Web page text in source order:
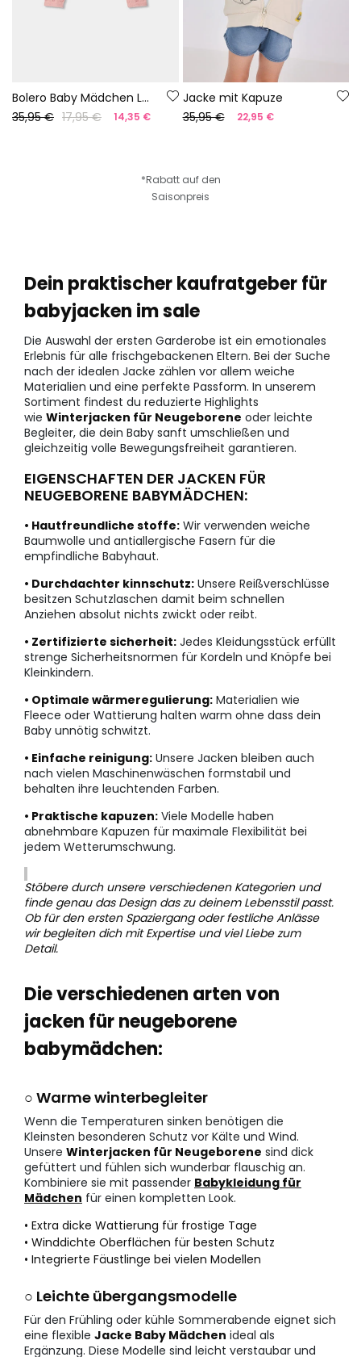
Bolero Baby Mädchen Lachsfarben
35,95 € 17,95 € 14,35 €
Jacke mit Kapuze
35,95 €
22,95 €
*Rabatt auf den
Saisonpreis
Dein praktischer kaufratgeber für
babyjacken im sale
Die Auswahl der ersten Garderobe ist ein emotionales
Erlebnis für alle frischgebackenen Eltern. Bei der Suche
nach der idealen Jacke zählen vor allem weiche
Materialien und eine perfekte Passform. In unserem
Sortiment findest du reduzierte Highlights
wie Winterjacken für Neugeborene oder leichte
Begleiter, die dein Baby sanft umschließen und
gleichzeitig volle Bewegungsfreiheit garantieren.
EIGENSCHAFTEN DER JACKEN FÜR
NEUGEBORENE BABYMÄDCHEN:
• Hautfreundliche stoffe: Wir verwenden weiche
Baumwolle und antiallergische Fasern für die
empfindliche Babyhaut.
• Durchdachter kinnschutz: Unsere Reißverschlüsse
besitzen Schutzlaschen damit beim schnellen
Anziehen absolut nichts zwickt oder reibt.
• Zertifizierte sicherheit: Jedes Kleidungsstück erfüllt
strenge Sicherheitsnormen für Kordeln und Knöpfe bei
Kleinkindern.
• Optimale wärmeregulierung: Materialien wie
Fleece oder Wattierung halten warm ohne dass dein
Baby unnötig schwitzt.
• Einfache reinigung: Unsere Jacken bleiben auch
nach vielen Maschinenwäschen formstabil und
behalten ihre leuchtenden Farben.
• Praktische kapuzen: Viele Modelle haben
abnehmbare Kapuzen für maximale Flexibilität bei
jedem Wetterumschwung.
Stöbere durch unsere verschiedenen Kategorien und
finde genau das Design das zu deinem Lebensstil passt.
Ob für den ersten Spaziergang oder festliche Anlässe
wir begleiten dich mit Expertise und viel Liebe zum
Detail.
Die verschiedenen arten von
jacken für neugeborene
babymädchen:
○ Warme winterbegleiter
Wenn die Temperaturen sinken benötigen die
Kleinsten besonderen Schutz vor Kälte und Wind.
Unsere Winterjacken für Neugeborene sind dick
gefüttert und fühlen sich wunderbar flauschig an.
Kombiniere sie mit passender Babykleidung für
Mädchen für einen kompletten Look.
• Extra dicke Wattierung für frostige Tage
• Winddichte Oberflächen für besten Schutz
• Integrierte Fäustlinge bei vielen Modellen
○ Leichte übergangsmodelle
Für den Frühling oder kühle Sommerabende eignet sich
eine flexible Jacke Baby Mädchen ideal als
Ergänzung. Diese Modelle sind leicht verstaubar und